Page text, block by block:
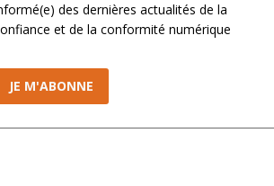
des dernières actualités de la
et de la conformité numérique